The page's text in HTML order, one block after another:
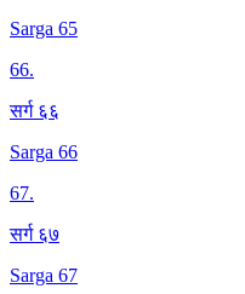
Sarga 65
66.
सर्ग ६६
Sarga 66
67.
सर्ग ६७
Sarga 67